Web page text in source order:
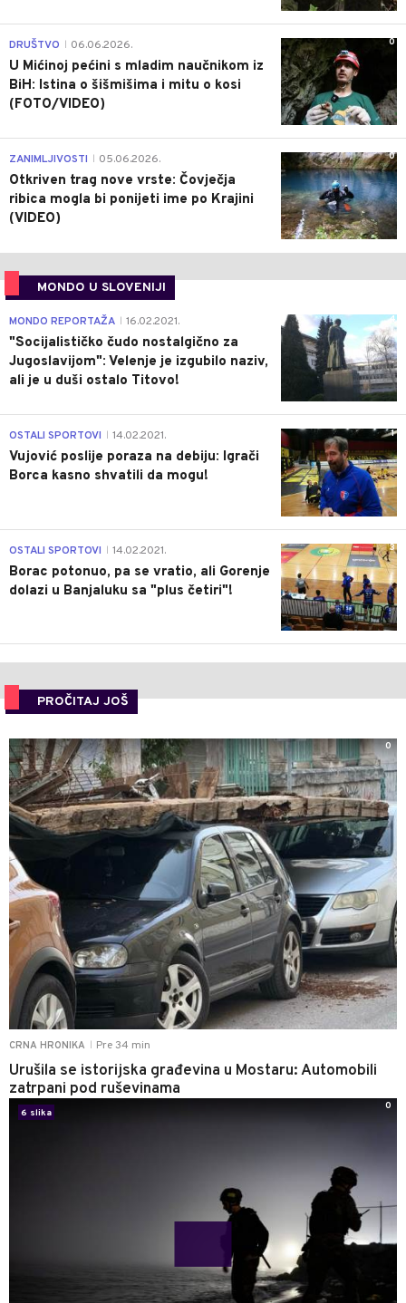
0
DRUŠTVO 06.06.2026.
U Mićinoj pećini s mladim naučnikom iz
BiH: Istina o šišmišima i mitu o kosi
(FOTO/VIDEO)
0
ZANIMLJIVOSTI 05.06.2026.
Otkriven trag nove vrste: Čovječja
ribica mogla bi ponijeti ime po Krajini
(VIDEO)
MONDO U SLOVENIJI
4
MONDO REPORTAŽA 16.02.2021.
"Socijalističko čudo nostalgično za
Jugoslavijom": Velenje je izgubilo naziv,
ali je u duši ostalo Titovo!
1
OSTALI SPORTOVI 14.02.2021.
Vujović poslije poraza na debiju: Igrači
Borca kasno shvatili da mogu!
3
OSTALI SPORTOVI 14.02.2021.
Borac potonuo, pa se vratio, ali Gorenje
dolazi u Banjaluku sa "plus četiri"!
PROČITAJ JOŠ
CRNA HRONIKA Pre 34 min
Urušila se istorijska građevina u Mostaru: Automobili
zatrpani pod ruševinama
0
6 slika
0